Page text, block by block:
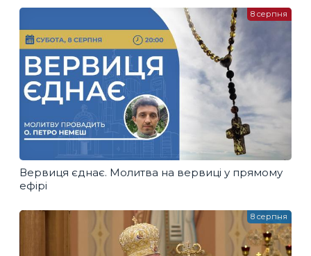
Вервиця єднає. Молитва на вервиці у прямому
ефірі
8 серпня
8 серпня